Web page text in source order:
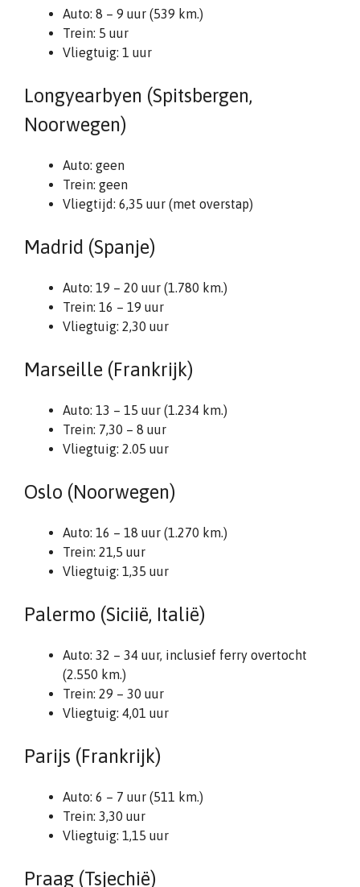
Auto: 8 – 9 uur (539 km.)
Trein: 5 uur
Vliegtuig: 1 uur
Longyearbyen (Spitsbergen,
Noorwegen)
Auto: geen
Trein: geen
Vliegtijd: 6,35 uur (met overstap)
Madrid (Spanje)
Auto: 19 – 20 uur (1.780 km.)
Trein: 16 – 19 uur
Vliegtuig: 2,30 uur
Marseille (Frankrijk)
Auto: 13 – 15 uur (1.234 km.)
Trein: 7,30 – 8 uur
Vliegtuig: 2.05 uur
Oslo (Noorwegen)
Auto: 16 – 18 uur (1.270 km.)
Trein: 21,5 uur
Vliegtuig: 1,35 uur
Palermo (Siciië, Italië)
Auto: 32 – 34 uur, inclusief ferry overtocht
(2.550 km.)
Trein: 29 – 30 uur
Vliegtuig: 4,01 uur
Parijs (Frankrijk)
Auto: 6 – 7 uur (511 km.)
Trein: 3,30 uur
Vliegtuig: 1,15 uur
Praag (Tsjechië)